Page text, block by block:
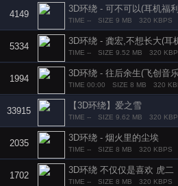
4149
3D环绕 - 可不可以(耳机福
TIME -- SIZE 9 MB 320 KBPS
5334
3D环绕 - 龚宏,不想长大(耳
TIME -- SIZE 9.52 MB 320
1994
3D环绕 - 往后余生(飞创音
TIME 00:00 SIZE 8 MB 320
33915
【3D环绕】爱之雪
TIME -- SIZE 9.62 MB 320
2035
3D环绕 - 烟火里的尘埃
TIME -- SIZE 8 MB 320 KBPS
1702
3D环绕 不仅仅是喜欢 虎二
TIME -- SIZE 8 MB 320 KBPS